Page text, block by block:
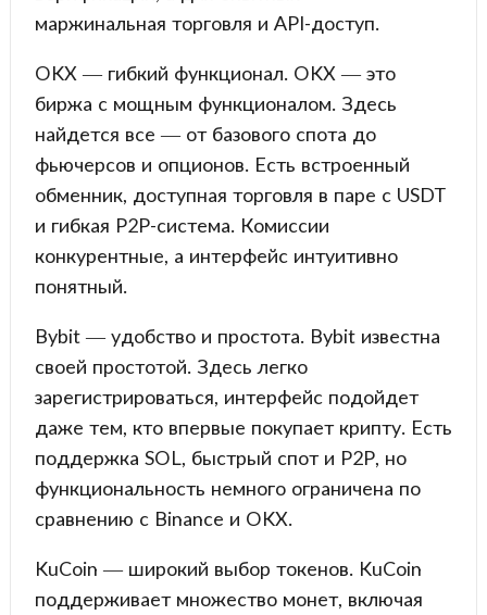
маржинальная торговля и API-доступ.
OKX — гибкий функционал. OKX — это
биржа с мощным функционалом. Здесь
найдется все — от базового спота до
фьючерсов и опционов. Есть встроенный
обменник, доступная торговля в паре с USDT
и гибкая P2P-система. Комиссии
конкурентные, а интерфейс интуитивно
понятный.
Bybit — удобство и простота. Bybit известна
своей простотой. Здесь легко
зарегистрироваться, интерфейс подойдет
даже тем, кто впервые покупает крипту. Есть
поддержка SOL, быстрый спот и P2P, но
функциональность немного ограничена по
сравнению с Binance и OKX.
KuCoin — широкий выбор токенов. KuCoin
поддерживает множество монет, включая